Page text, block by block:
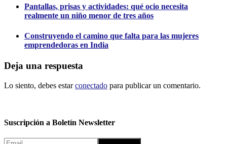
Pantallas, prisas y actividades: qué ocio necesita
realmente un niño menor de tres años
Construyendo el camino que falta para las mujeres
emprendedoras en India
Deja una respuesta
Lo siento, debes estarconectado para publicar un comentario.
Suscripción a Boletín Newsletter